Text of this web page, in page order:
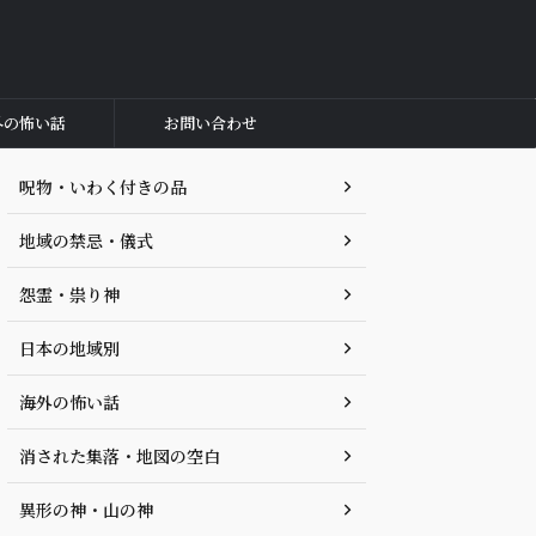
怖い話 お問い合わせ
呪物・いわく付きの品
地域の禁忌・儀式
怨霊・祟り神
日本の地域別
海外の怖い話
消された集落・地図の空白
異形の神・山の神